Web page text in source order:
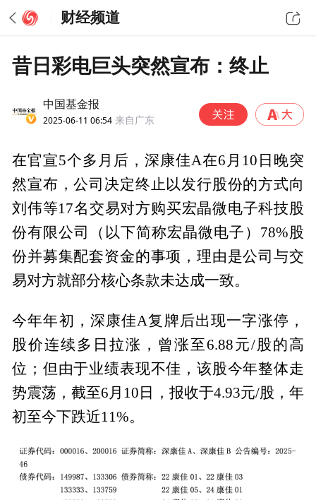
财经频道
昔日彩电巨头突然宣布：终止
中国基金报
2025-06-11 06:54 来自广东
在官宣5个多月后，深康佳A在6月10日晚突
然宣布，公司决定终止以发行股份的方式向
刘伟等17名交易对方购买宏晶微电子科技股
份有限公司（以下简称宏晶微电子）78%股
份并募集配套资金的事项，理由是公司与交
易对方就部分核心条款未达成一致。
今年年初，深康佳A复牌后出现一字涨停，
股价连续多日拉涨，曾涨至6.88元/股的高
位；但由于业绩表现不佳，该股今年整体走
势震荡，截至6月10日，报收于4.93元/股，年
初至今下跌近11%。